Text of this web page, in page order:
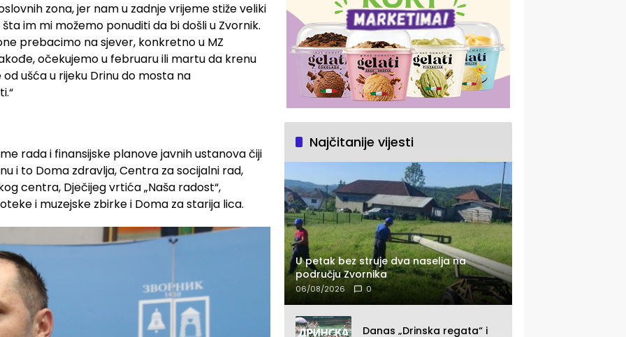
zona, jer nam u zadnje vrijeme stiže veliki
im mi možemo ponuditi da bi došli u Zvornik.
prebacimo na sjever, konkretno u MZ
očekujemo u februaru ili martu da krenu
ušća u rijeku Drinu do mosta na
rada i finansijske planove javnih ustanova čiji
i to Doma zdravlja, Centra za socijalni rad,
centra, Dječijeg vrtića „Naša radost“,
i muzejske zbirke i Doma za starija lica.
Najčitanije vijesti
U petak bez struje dva naselja na
području Zvornika
06/08/2026 0
Danas „Drinska regata“ i